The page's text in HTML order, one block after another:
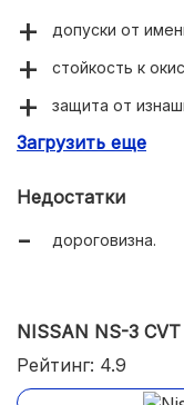
допуски от
стойкость к
защита от
эффективное
Загрузить еще
Недостатки
дороговизна.
NISSAN NS-3
Рейтинг: 4.9